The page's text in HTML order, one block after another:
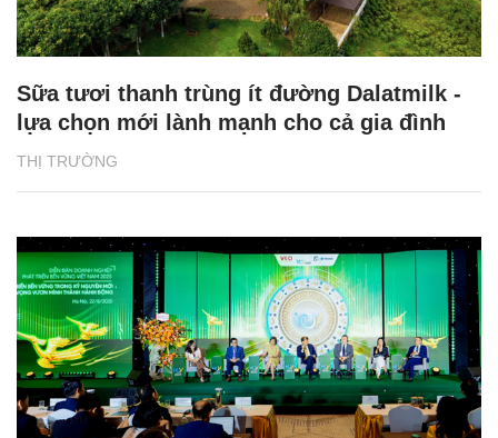
THỊ TRƯỜNG
Sữa tươi thanh trùng ít đường Dalatmilk -
lựa chọn mới lành mạnh cho cả gia đình